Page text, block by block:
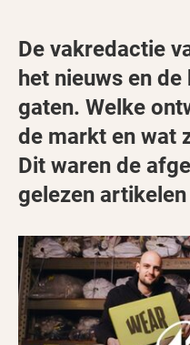
De vakredactie
het nieuws en
gaten. Welke
de markt en wat
Dit waren de
gelezen